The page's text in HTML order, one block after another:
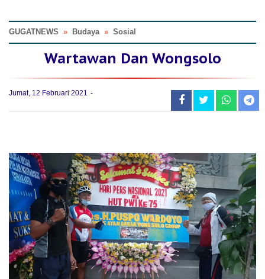
GUGATNEWS » Budaya » Sosial
Wartawan Dan Wongsolo
Jumat, 12 Februari 2021